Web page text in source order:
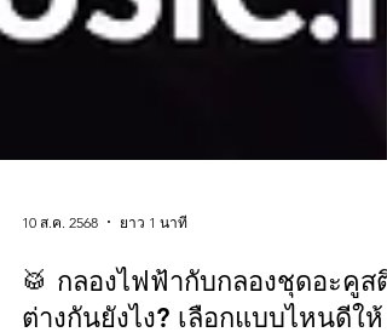
10 ส.ค. 2568 ยาว 1 นาที